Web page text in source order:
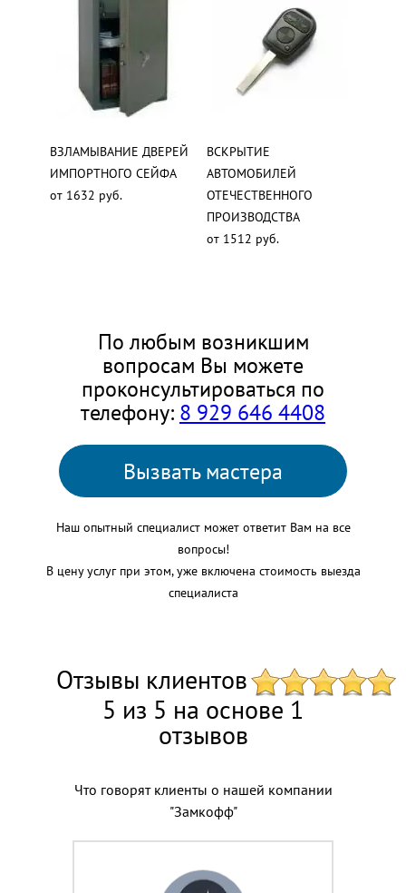
ВЗЛАМЫВАНИЕ ДВЕРЕЙ
ИМПОРТНОГО СЕЙФА
от 1632 руб.
ВСКРЫТИЕ
АВТОМОБИЛЕЙ
ОТЕЧЕСТВЕННОГО
ПРОИЗВОДСТВА
от 1512 руб.
По любым возникшим
вопросам Вы можете
проконсультироваться по
телефону: 8 929 646 4408
Вызвать мастера
Наш опытный специалист может ответит Вам на все
вопросы!
В цену услуг при этом, уже включена стоимость выезда
специалиста
Отзывы клиентов
5 из 5 на основе 1
отзывов
Что говорят клиенты о нашей компании
"Замкофф"